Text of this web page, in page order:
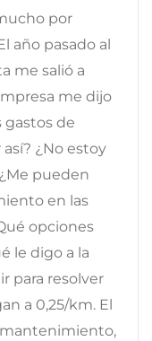
por
año pasado al
me salió a
me dijo
gastos de
¿No estoy
pueden
en las
opciones
le digo a la
para resolver
a 0,25/km. El
mantenimiento,